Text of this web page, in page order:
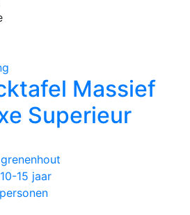
Massief
Superieur
15 jaar